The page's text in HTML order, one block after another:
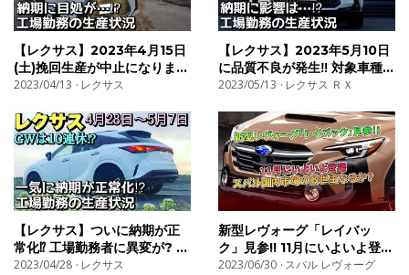
【レクサス】2023年4月15日
(土)挽回生産が中止になりまし
た‼︎ 納期に目処が⁉︎
2023/04/13 レクサス
【レクサス】2023年5月10日
に品質不良が発生‼︎ 対象車種、
納期に影響は⁉︎
2023/05/13 レクサス ＲＸ
【レクサス】ついに納期が正
常化⁉︎ 工場勤務者に異変が? 最
新情報‼︎
2023/04/28 レクサス
新型レヴォーグ「レイバッ
ク」見参!! 11月にいよいよ登
場 スバル国内市場の救世主
2023/06/30 スバル レヴォーグ